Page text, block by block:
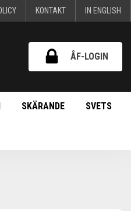
KONTAKT IN ENGLISH
ÅF-LOGIN
SKÄRANDE SVETS